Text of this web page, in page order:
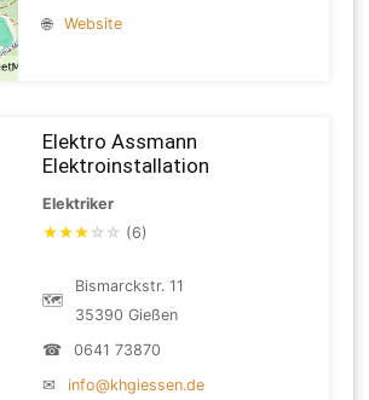
🌐
Website
Elektro Assmann
Elektroinstallation
Elektriker
★★★ ☆ ☆ (6)
🗺
Bismarckstr. 11
35390 Gießen
☎
0641 73870
✉
info@khgiessen.de